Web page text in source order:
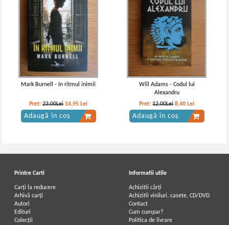
Jaroslav Hasek - Peripetiile bravului
soldat Svejk (2 volume)
Jaroslav Hasek - Peripetiile bravului
soldat Svejk
Jaroslav Hasek - Peripetiile bravului
soldat Svejk in Razboiul Mondial
Jaroslav Hasek - Peripetiile bravului
soldat Svejk in Razboiul Mondial (2
volume)
Mark Burnell - In ritmul inimii
Pret:23,00Lei 14,95 Lei
Adaugă în coș
Will Adams - Codul lui
Alexandru
Pret:12,00Lei 8,40 Lei
Adaugă în coș
Printre Carti
Carți la reducere
Arhivă carți
Autori
Edituri
Colecții
Informatii utile
Achizitii cărți
Achizitii viniluri, casete, CD/DVD
Contact
Cum cumpar?
Politica de livrare